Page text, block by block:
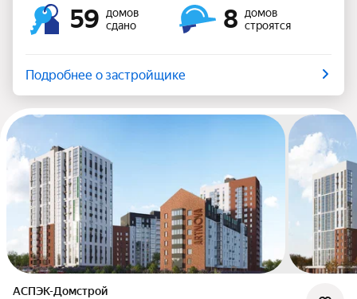
59
домов
сдано
8
домов
строятся
Подробнее о застройщике
АСПЭК-Домстрой